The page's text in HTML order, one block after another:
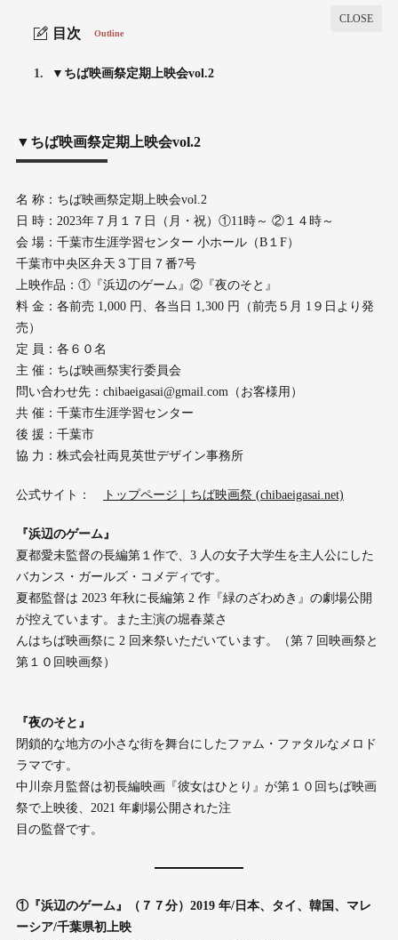
目次 Outline
1. ▼ちば映画祭定期上映会vol.2
▼ちば映画祭定期上映会vol.2
名 称：ちば映画祭定期上映会vol.2
日 時：2023年７月１７日（月・祝）①11時～ ②１４時～
会 場：千葉市生涯学習センター 小ホール（B１F）
千葉市中央区弁天３丁目７番7号
上映作品：①『浜辺のゲーム』②『夜のそと』
料 金：各前売 1,000 円、各当日 1,300 円（前売５月 1９日より発
売）
定 員：各６０名
主 催：ちば映画祭実行委員会
問い合わせ先：chibaeigasai@gmail.com（お客様用）
共 催：千葉市生涯学習センター
後 援：千葉市
協 力：株式会社両見英世デザイン事務所
公式サイト： トップページ｜ちば映画祭 (chibaeigasai.net)
『浜辺のゲーム』
夏都愛未監督の長編第１作で、3 人の女子大学生を主人公にした
バカンス・ガールズ・コメディです。
夏都監督は 2023 年秋に長編第 2 作『緑のざわめき』の劇場公開
が控えています。また主演の堀春菜さ
んはちば映画祭に 2 回来祭いただいています。（第 7 回映画祭と
第１０回映画祭）
『夜のそと』
閉鎖的な地方の小さな街を舞台にしたファム・ファタルなメロド
ラマです。
中川奈月監督は初長編映画『彼女はひとり』が第１０回ちば映画
祭で上映後、2021 年劇場公開された注
目の監督です。
①『浜辺のゲーム』（７７分）2019 年/日本、タイ、韓国、マレ
ーシア/千葉県初上映